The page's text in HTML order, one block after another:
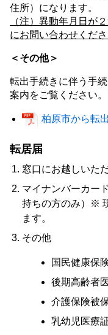
住所）になります。
（注）異動年月日が
にお問い合わせくださ
＜その他＞
転出手続きに伴う手
案内をご覧ください。
柏原市から転
転居届
窓口にお越しいた
マイナンバーカー
持ちの方のみ）
※
ます。
その他
国民健康保
後期高齢者
介護保険被
乳幼児医療